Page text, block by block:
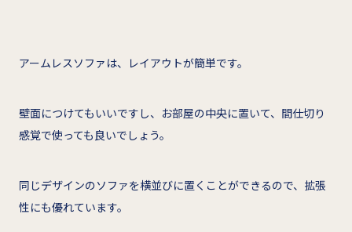
アームレスソファは、レイアウトが簡単です。
壁面につけてもいいですし、お部屋の中央に置いて、間仕切り
感覚で使っても良いでしょう。
同じデザインのソファを横並びに置くことができるので、拡張
性にも優れています。